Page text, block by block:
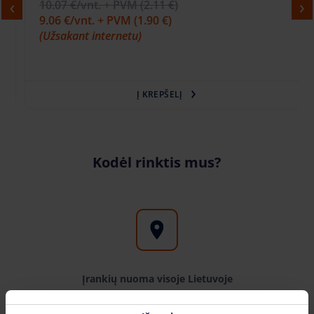
10.07 €/vnt. + PVM(2.11 €)
9.06 €/vnt. + PVM(1.90 €)
(Užsakant internetu)
Į KREPŠELĮ
Kodėl rinktis mus?
Įrankių nuoma visoje Lietuvoje
Įrankis.lt filialus galite rasite šiuose Lietuvos